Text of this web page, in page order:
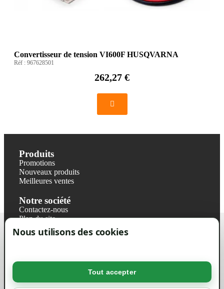
Nous utilisons des cookies
Tout accepter
Convertisseur de tension VI600F HUSQVARNA
Réf : 967628501
262,27 €
Produits
Promotions
Nouveaux produits
Meilleures ventes
Notre société
Contactez-nous
Plan du site
Magasin
Mentions légales
Politique de confidentialité RGPD
Votre compte